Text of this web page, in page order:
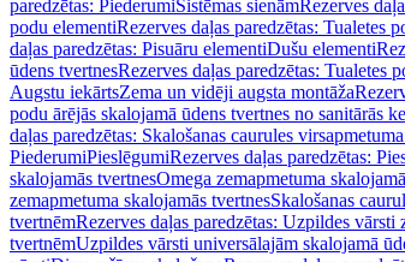
paredzētas: PiederumiSistēmas sienāmRezerves
podu elementiRezerves daļas paredzētas: Tualetes
daļas paredzētas: Pisuāru elementiDušu elementi
ūdens tvertnesRezerves daļas paredzētas: Tualetes
Augstu iekārtsZema un vidēji augsta montāža
podu ārējās skalojamā ūdens tvertnes no sanitārās
daļas paredzētas: Skalošanas caurules
PiederumiPieslēgumiRezerves daļas paredzētas:
skalojamās tvertnesOmega zemapmetuma
zemapmetuma skalojamās tvertnesSkalošanas
tvertnēmRezerves daļas paredzētas: Uzpildes
tvertnēmUzpildes vārsti universālajām skalojamā